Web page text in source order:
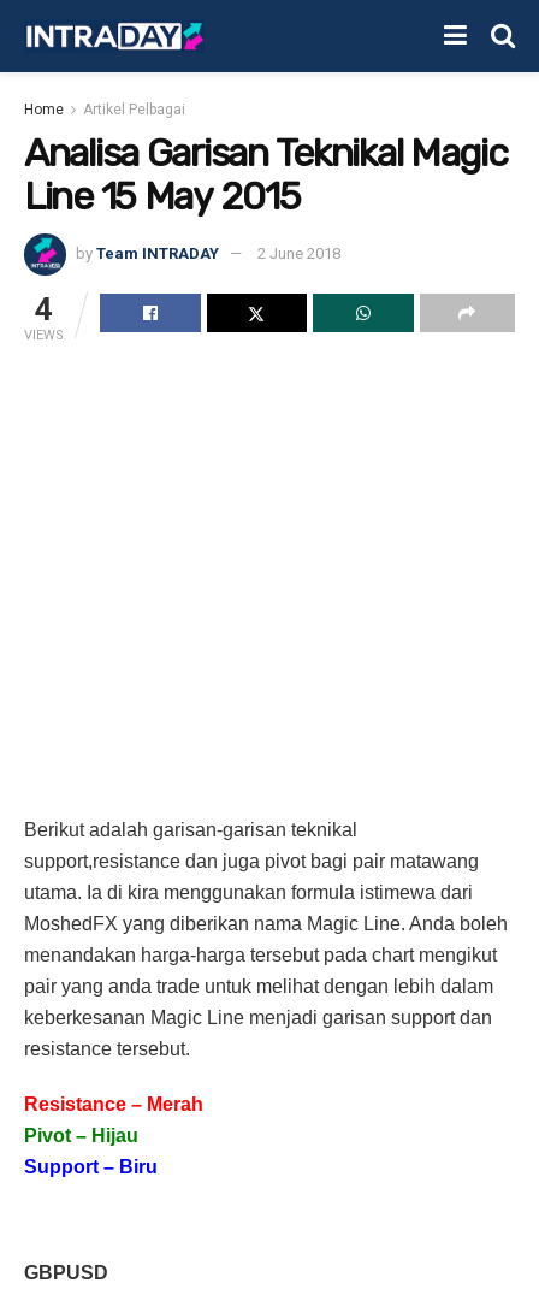
Home Artikel Pelbagai
Analisa Garisan Teknikal Magic
Line 15 May 2015
by Team INTRADAY 2 June 2018
4
VIEWS
Berikut adalah garisan-garisan teknikal
support,resistance dan juga pivot bagi pair matawang
utama. Ia di kira menggunakan formula istimewa dari
MoshedFX yang diberikan nama Magic Line. Anda boleh
menandakan harga-harga tersebut pada chart mengikut
pair yang anda trade untuk melihat dengan lebih dalam
keberkesanan Magic Line menjadi garisan support dan
resistance tersebut.
Resistance – Merah
Pivot – Hijau
Support – Biru
GBPUSD